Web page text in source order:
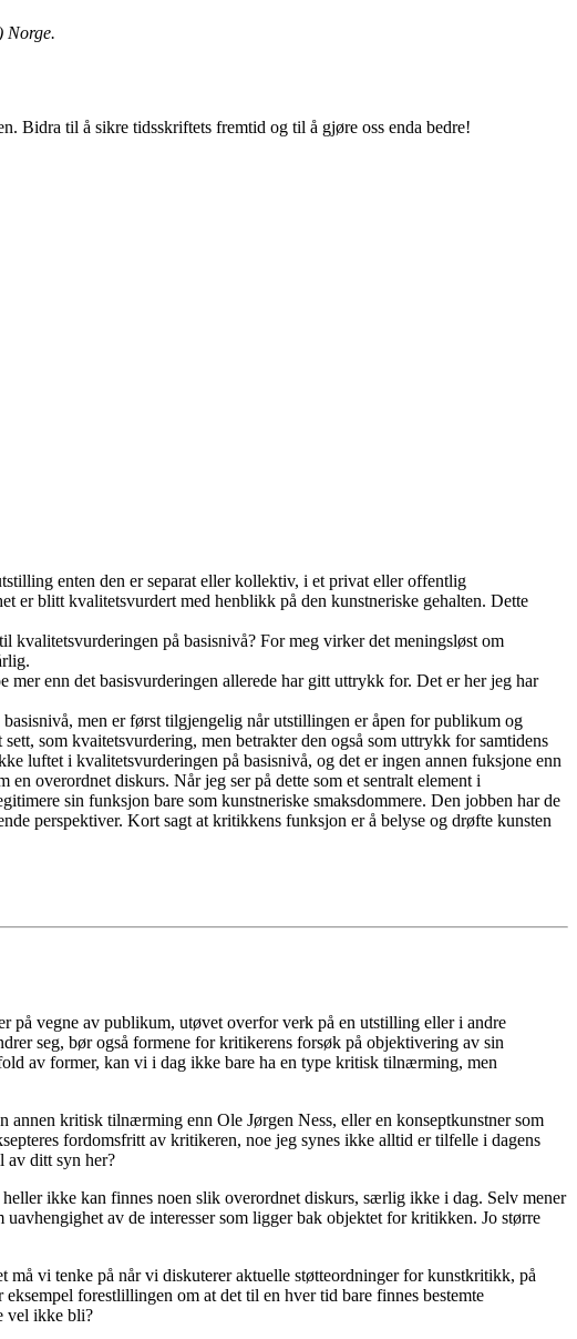
Norge.
Bidra til å sikre tidsskriftets fremtid og til å gjøre oss enda bedre!
enten den er separat eller kollektiv, i et privat eller offentlig
er blitt kvalitetsvurdert med henblikk på den kunstneriske gehalten. Dette
på basisnivå? For meg virker det meningsløst om
enn det basisvurderingen allerede har gitt uttrykk for. Det er her jeg har
men er først tilgjengelig når utstillingen er åpen for publikum og
som kvaitetsvurdering, men betrakter den også som uttrykk for samtidens
luftet i kvalitetsvurderingen på basisnivå, og det er ingen annen fuksjone enn
overordnet diskurs. Når jeg ser på dette som et sentralt element i
sin funksjon bare som kunstneriske smaksdommere. Den jobben har de
perspektiver. Kort sagt at kritikkens funksjon er å belyse og drøfte kunsten
vegne av publikum, utøvet overfor verk på en utstilling eller i andre
seg, bør også formene for kritikerens forsøk på objektivering av sin
av former, kan vi i dag ikke bare ha en type kritisk tilnærming, men
kritisk tilnærming enn Ole Jørgen Ness, eller en konseptkunstner som
fordomsfritt av kritikeren, noe jeg synes ikke alltid er tilfelle i dagens
av ditt syn her?
ikke kan finnes noen slik overordnet diskurs, særlig ikke i dag. Selv mener
av de interesser som ligger bak objektet for kritikken. Jo større
vi tenke på når vi diskuterer aktuelle støtteordninger for kunstkritikk, på
forestlillingen om at det til en hver tid bare finnes bestemte
vel ikke bli?